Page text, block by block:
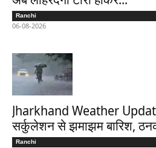
Ranchi
06-08-2026
Jharkhand Weather
सर्कुलेशन से झमाझम बारिश,
Ranchi